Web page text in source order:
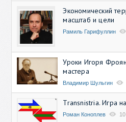
Экономический
масштаб и цели
Рамиль Гарифуллин
Уроки Игоря
мастера
Владимир Шульгин
Transnistria. Игра
Роман Коноплев